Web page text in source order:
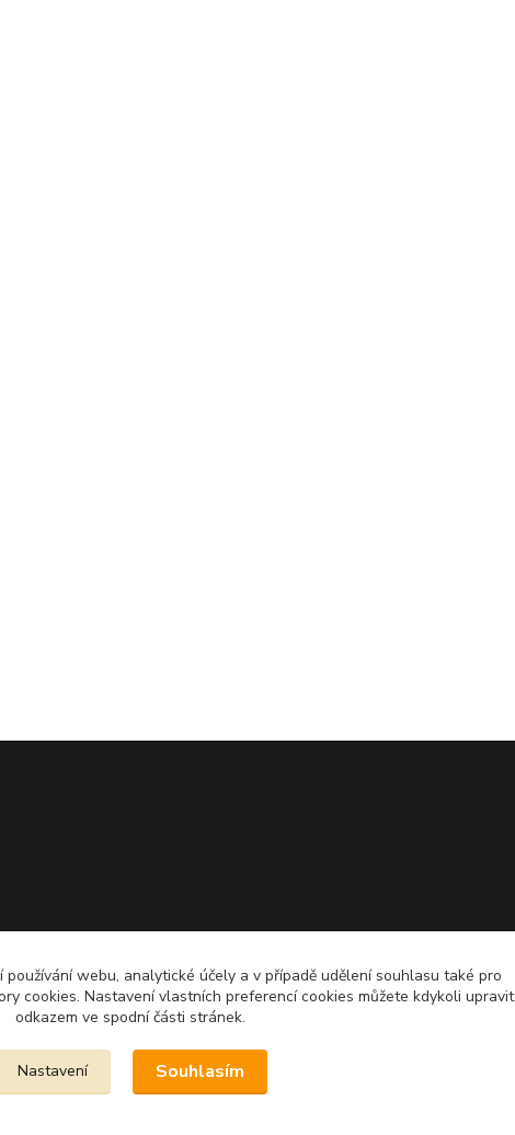
používání webu, analytické účely a v případě udělení souhlasu také pro
cookies. Nastavení vlastních preferencí cookies můžete kdykoli upravit
odkazem ve spodní části stránek.
Nastavení Souhlasím